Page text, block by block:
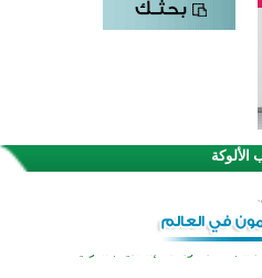
الألوكة
وتلاوة القرآن الكريم في أزناكاييف
القيم وبناء الشخصية للشباب المسلمين
بمشاركة 3000 متسابق
بالجبل الأسود منذ أكثر من قرن